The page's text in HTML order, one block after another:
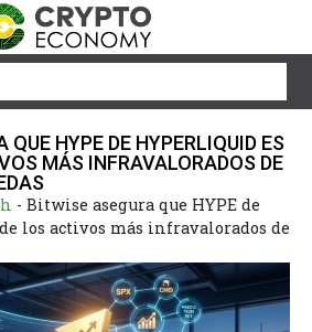
QUE HYPE DE HYPERLIQUID ES
MÁS INFRAVALORADOS DE
- Bitwise asegura que HYPE de
los activos más infravalorados de